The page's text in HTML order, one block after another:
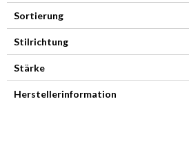
Sortierung
Stilrichtung
Stärke
Herstellerinformation